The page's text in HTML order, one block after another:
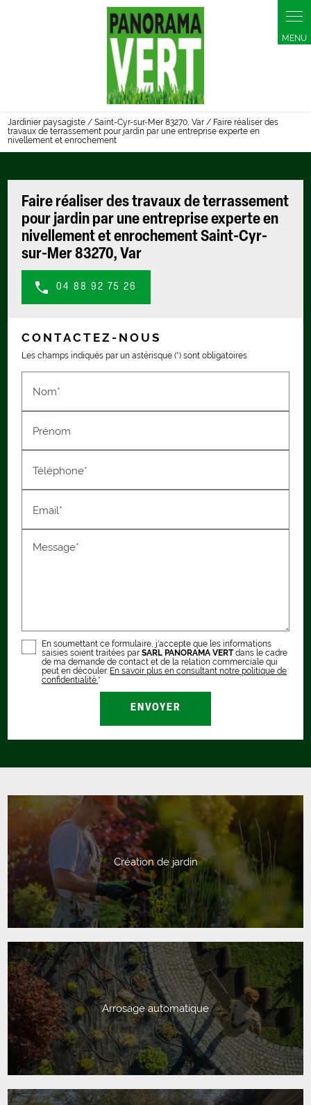
Jardinier paysagiste / Saint-Cyr-sur-Mer 83270, Var / Faire réaliser des
travaux de terrassement pour jardin par une entreprise experte en
nivellement et enrochement
Faire réaliser des travaux de terrassement
pour jardin par une entreprise experte en
nivellement et enrochement Saint-Cyr-
sur-Mer 83270, Var
04 88 92 75 26
CONTACTEZ-NOUS
Les champs indiqués par un astérisque (*) sont obligatoires
Nom*
Prénom
Téléphone*
Email*
Message*
En soumettant ce formulaire, j'accepte que les informations
saisies soient traitées parSARL PANORAMA VERTdans le cadre
de ma demande de contact et de la relation commerciale qui
peut en découler. En savoir plus en consultant notre politique de
confidentialité.*
Création de jardin
Arrosage automatique
Panneau de gestion des cookies